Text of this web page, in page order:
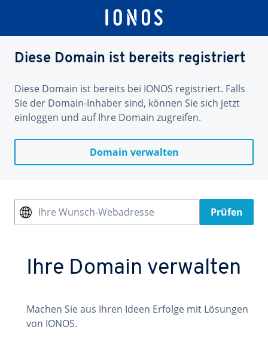
Diese Domain ist bereits registriert
Diese Domain ist bereits bei IONOS registriert. Falls
Sie der Domain-Inhaber sind, können Sie sich jetzt
einloggen und auf Ihre Domain zugreifen.
Domain verwalten
Ihre Wunsch-Webadresse Prüfen
Ihre Domain verwalten
Machen Sie aus Ihren Ideen Erfolge mit Lösungen
von IONOS.